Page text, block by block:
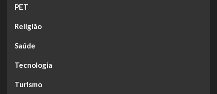
PET
Religião
Saúde
Tecnologia
Turismo